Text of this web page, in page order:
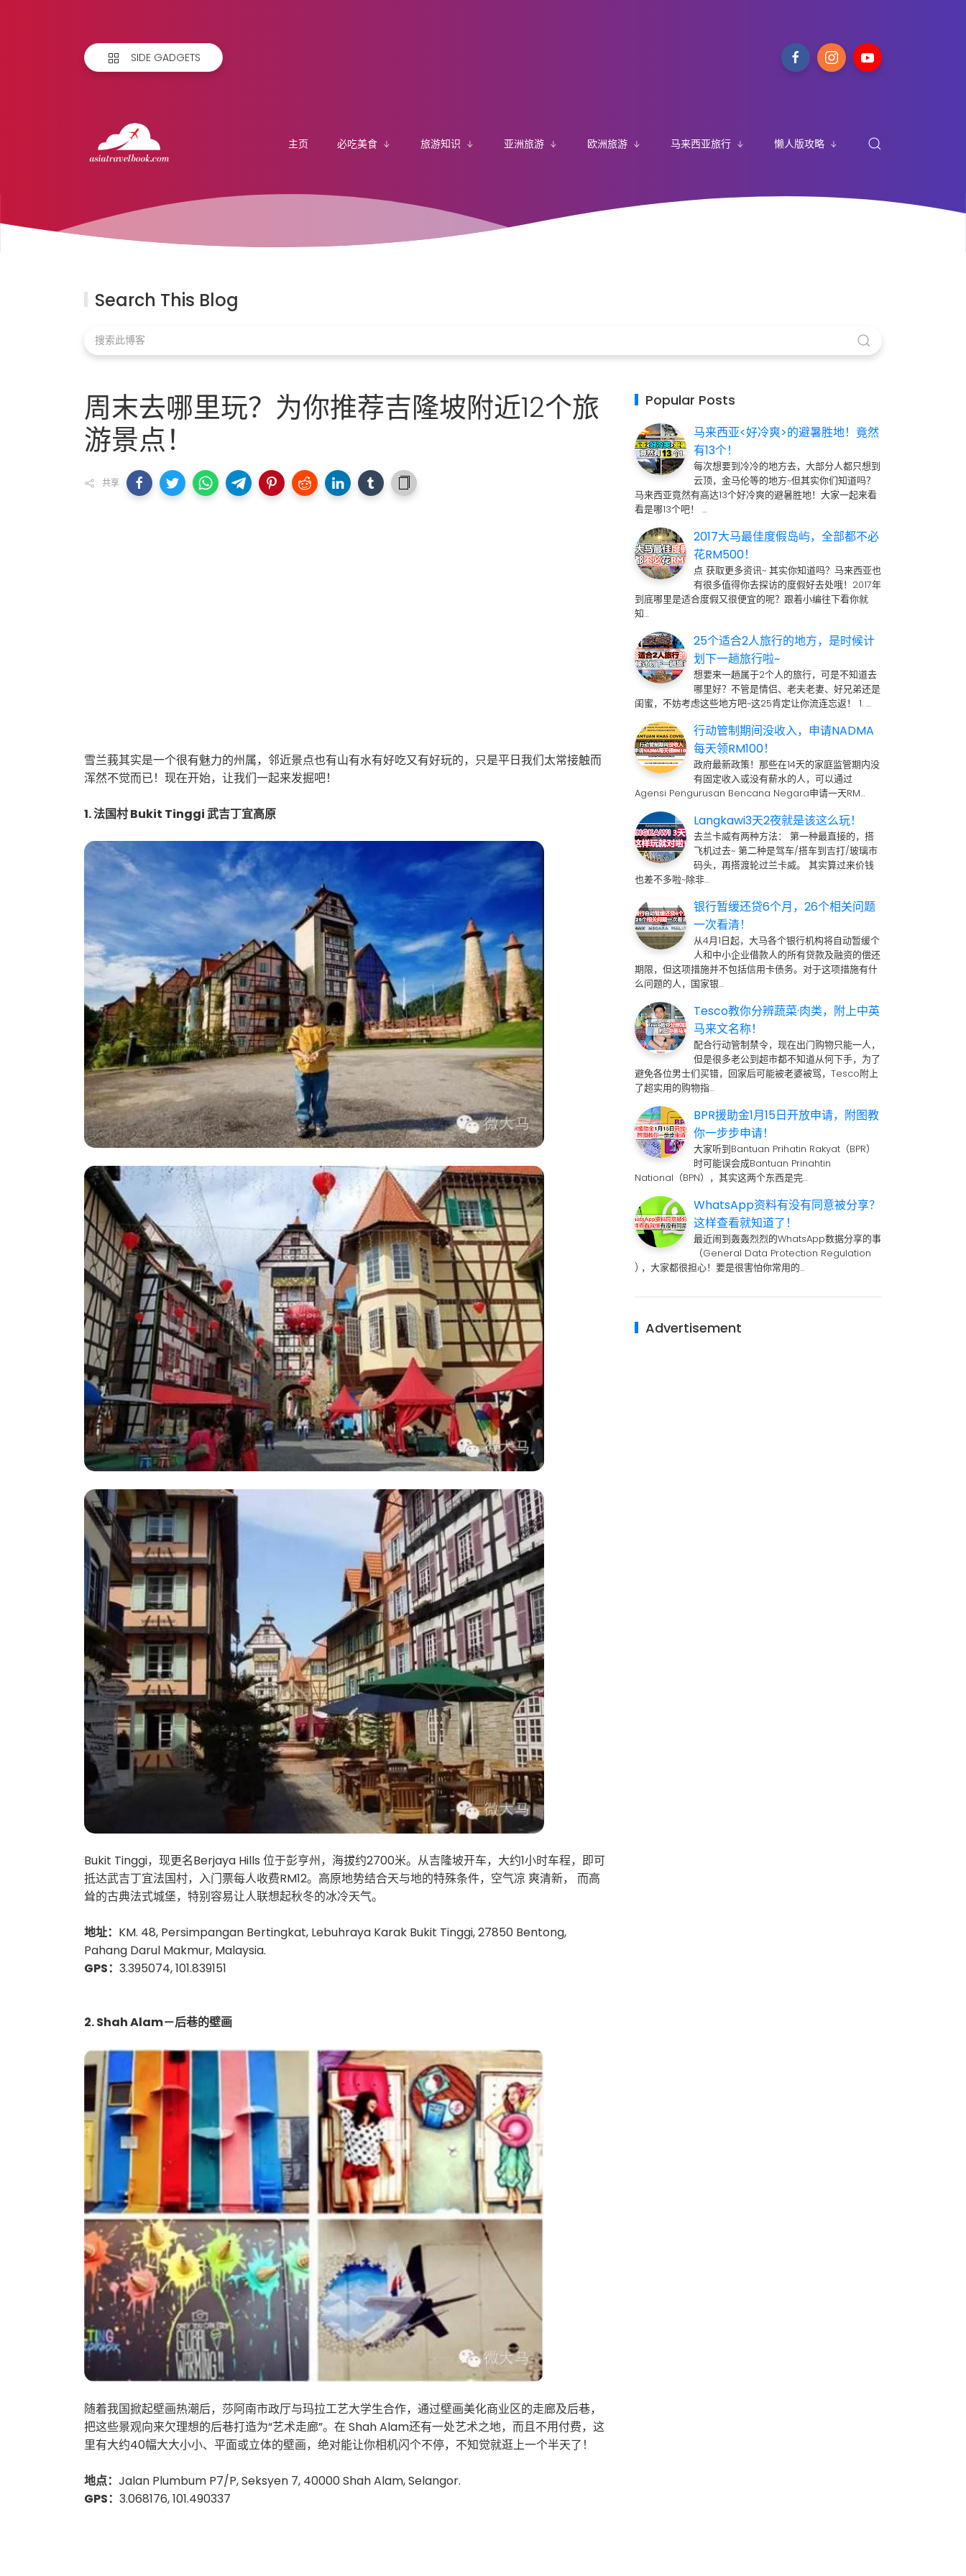
SIDE GADGETS
主页 必吃美食 旅游知识 亚洲旅游 欧洲旅游 马来西亚旅行 懒人版攻略
Search This Blog
周末去哪里玩？为你推荐吉隆坡附近12个旅
游景点！
共享
雪兰莪其实是一个很有魅力的州属，邻近景点也有山有水有好吃又有好玩的，只是平日我们太常接触而
浑然不觉而已！现在开始，让我们一起来发掘吧！
1. 法国村 Bukit Tinggi 武吉丁宜高原
Bukit Tinggi，现更名Berjaya Hills 位于彭亨州，海拔约2700米。从吉隆坡开车，大约1小时车程，即可
抵达武吉丁宜法国村，入门票每人收费RM12。高原地势结合天与地的特殊条件，空气凉 爽清新， 而高
耸的古典法式城堡，特别容易让人联想起秋冬的冰冷天气。
地址： KM. 48, Persimpangan Bertingkat, Lebuhraya Karak Bukit Tinggi, 27850 Bentong,
Pahang Darul Makmur, Malaysia.
GPS： 3.395074, 101.839151
2. Shah Alam－后巷的壁画
随着我国掀起壁画热潮后，莎阿南市政厅与玛拉工艺大学生合作，通过壁画美化商业区的走廊及后巷，
把这些景观向来欠理想的后巷打造为“艺术走廊”。在 Shah Alam还有一处艺术之地，而且不用付费，这
里有大约40幅大大小小、平面或立体的壁画，绝对能让你相机闪个不停，不知觉就逛上一个半天了！
地点： Jalan Plumbum P7/P, Seksyen 7, 40000 Shah Alam, Selangor.
GPS： 3.068176, 101.490337
Popular Posts
马来西亚<好冷爽>的避暑胜地！竟然
有13个！
每次想要到冷冷的地方去，大部分人都只想到
云顶，金马伦等的地方~但其实你们知道吗？
马来西亚竟然有高达13个好冷爽的避暑胜地！大家一起来看
看是哪13个吧！ …
2017大马最佳度假岛屿，全部都不必
花RM500！
点 获取更多资讯~ 其实你知道吗？马来西亚也
有很多值得你去探访的度假好去处哦！2017年
到底哪里是适合度假又很便宜的呢？跟着小编往下看你就
知…
25个适合2人旅行的地方，是时候计
划下一趟旅行啦~
想要来一趟属于2个人的旅行，可是不知道去
哪里好？不管是情侣、老夫老妻、好兄弟还是
闺蜜，不妨考虑这些地方吧~这25肯定让你流连忘返！ 1. …
行动管制期间没收入，申请NADMA
每天领RM100！
政府最新政策！那些在14天的家庭监管期内没
有固定收入或没有薪水的人，可以通过
Agensi Pengurusan Bencana Negara申请一天RM…
Langkawi3天2夜就是该这么玩！
去兰卡威有两种方法： 第一种最直接的，搭
飞机过去~ 第二种是驾车/搭车到吉打/玻璃市
码头，再搭渡轮过兰卡威。 其实算过来价钱
也差不多啦~除非…
银行暂缓还贷6个月，26个相关问题
一次看清！
从4月1日起，大马各个银行机构将自动暂缓个
人和中小企业借款人的所有贷款及融资的偿还
期限，但这项措施并不包括信用卡债务。对于这项措施有什
么问题的人，国家银…
Tesco教你分辨蔬菜·肉类，附上中英
马来文名称！
配合行动管制禁令，现在出门购物只能一人，
但是很多老公到超市都不知道从何下手，为了
避免各位男士们买错，回家后可能被老婆被骂，Tesco附上
了超实用的购物指…
BPR援助金1月15日开放申请，附图教
你一步步申请！
大家听到Bantuan Prihatin Rakyat（BPR）
时可能误会成Bantuan Prinahtin
National（BPN），其实这两个东西是完…
WhatsApp资料有没有同意被分享？
这样查看就知道了！
最近闹到轰轰烈烈的WhatsApp数据分享的事
（General Data Protection Regulation
) ，大家都很担心！要是很害怕你常用的…
Advertisement